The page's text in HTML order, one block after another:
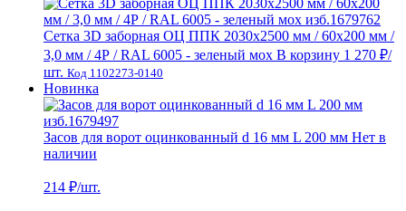
Сетка 3D заборная ОЦ ППК 2030х2500 мм / 60х200 мм /
3,0 мм / 4Р / RAL 6005 - зеленый мох В корзину 1 270 ₽/
шт. Код 1102273-0140
Новинка
Засов для ворот оцинкованный d 16 мм L 200 мм Нет в
наличии
214 ₽/шт.